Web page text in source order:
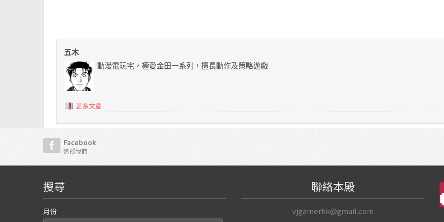
五木
動漫電玩宅，極愛金田一系列，擅長動作及策略遊戲
更多文章
Facebook
追蹤我們
搜尋
月份
聯絡本殿
vjgamerhk@gmail.com